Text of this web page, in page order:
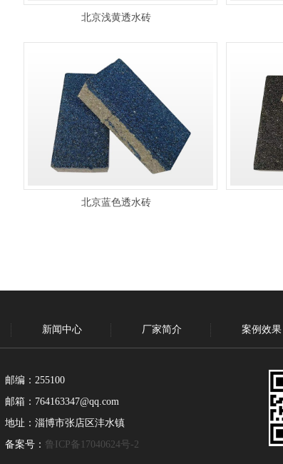
北京浅黄透水砖
北京蓝色透水砖
新闻中心 厂家简介 案例效果
邮编：255100
邮箱：764163347@qq.com
地址：淄博市张店区沣水镇
备案号： 鲁ICP备17040624号-2